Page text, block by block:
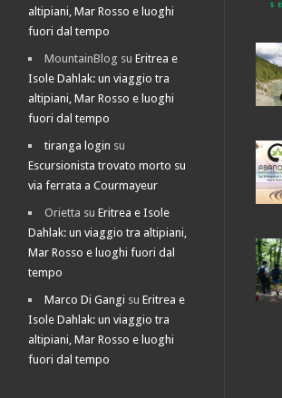
altipiani, Mar Rosso e luoghi
fuori dal tempo
MountainBlog suEritrea e
Isole Dahlak: un viaggio tra
altipiani, Mar Rosso e luoghi
fuori dal tempo
tiranga login su
Escursionista trovato morto su
via ferrata a Courmayeur
Orietta suEritrea e Isole
Dahlak: un viaggio tra altipiani,
Mar Rosso e luoghi fuori dal
tempo
Marco Di Gangi suEritrea e
Isole Dahlak: un viaggio tra
altipiani, Mar Rosso e luoghi
fuori dal tempo